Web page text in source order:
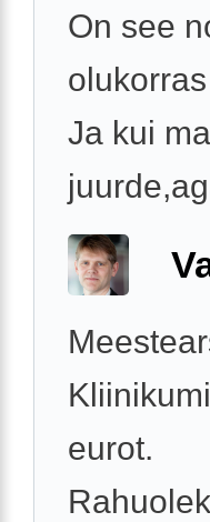
On see
Ja kui
eurot.